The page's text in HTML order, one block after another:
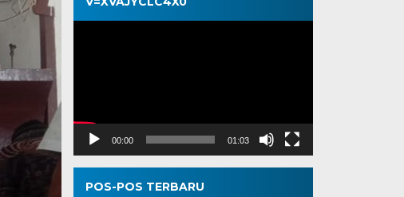
Pemutar
00:00 01:03
POS-POS TERBARU